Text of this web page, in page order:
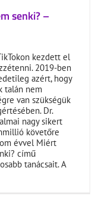
senki? –
kezdett el
2019-ben
azért, hogy
talán nem
van szükségük
Dr.
nagy sikert
követőre
évvel Miért
című
tanácsait. A